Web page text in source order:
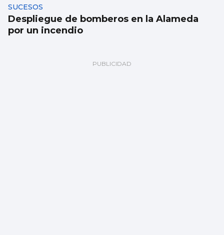
SUCESOS
Despliegue de bomberos en la Alameda
por un incendio